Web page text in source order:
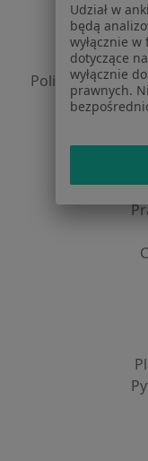
Polityka
Polityka
dane
Jak
Udział w
będą
wyłącznie
dotyczące
wyłącznie
prawnych.